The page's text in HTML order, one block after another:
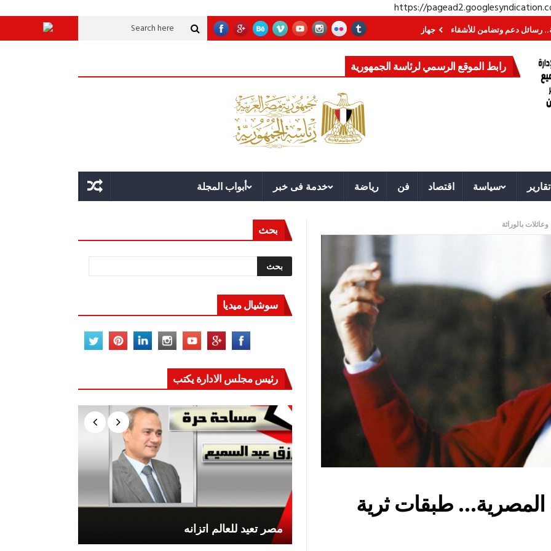
https://
وتضامن للأشقاء جهاز مستقبل مصر نموذجا.. لماذا تُنشئ الدول كيانات تنموية عملاقة؟ قوة الدولة.. عندما يصبح التخطيط خط الدفاع الأول القيادة
رابط الموقع الرسمي لرئاسة الجمهورية
تقارير سياسة اقتصاد فن رياضة خدمة فى خبر أبواب المجلة
بالوراثة
المصرية… طبقات ثرية
بحث
سوشيال ميديا
رئيس مجلس الادارة يكتب
مصر تعيد للعالم اتزانه